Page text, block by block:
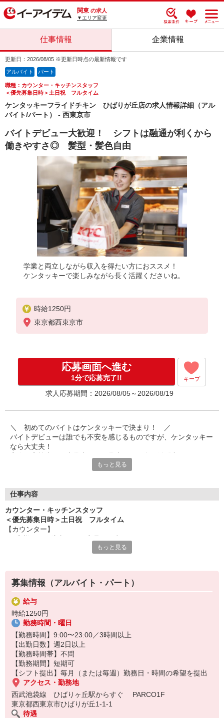
関東 の求人
▼エリア変更
仕事情報 企業情報
更新日：2026/08/05 ※更新日時点の最新情報です
アルバイト パート
職種：カウンター・キッチンスタッフ
＜優先募集日時＞土日祝 フルタイム
ケンタッキーフライドチキン ひばりが丘店の求人情報詳細（アル
バイト/パート） - 西東京市
バイトデビュー大歓迎！ シフトは融通が利くから
働きやすさ◎ 髪型・髪色自由
学業と両立しながら収入を得たい方におススメ！
ケンタッキーで楽しみながら長く活躍くださいね。
時給1250円
東京都西東京市
応募画面へ進む
1分で応募完了!! キープ
求人応募期間：2026/08/05～2026/08/19
＼ 初めてのバイトはケンタッキーで決まり！ ／
バイトデビューは誰でも不安を感じるものですが、ケンタッキー
なら大丈夫！
安心して活躍できる環境を整えているから、気軽に飛び込んで来
＜ お仕事はしっかりお伝えします ＞
心です！
＜ 融通の利くシフトがポイント ＞
シフトは予定が立てやすいとスタッフからも評判！
学業と両立できる、理想のシフトで活躍くださいね。
＜ 髪型・髪色自由 ＞
飲食店としての常識的な範囲内で、自分色を出せますよ。
もっと見る
仕事内容
カウンター・キッチンスタッフ
＜優先募集日時＞土日祝 フルタイム
【カウンター】
【キッチン】 ※対面や接客はなし！
■チキンの調理
こだわりの詰まったKFCのチキンをつくるお仕事です。
ひとつひとつ丁寧に粉をまぶして揚げる作業をお任せします。
カンタンな作業なので初めての方もスグに覚えられますし、
作業については丁寧に教えるから心配はいりません
もっと見る
募集情報（アルバイト・パート）
給与
時給1250円
勤務時間・曜日
【勤務時間】9:00〜23:00／3時間以上
【出勤日数】週2日以上
【勤務時間帯】不問
【勤務期間】短期可
【シフト提出】毎月（または毎週）勤務日・時間の希望を提出
アクセス・勤務地
西武池袋線 ひばりヶ丘駅からすぐ PARCO1F
東京都西東京市ひばりが丘1-1-1
待遇